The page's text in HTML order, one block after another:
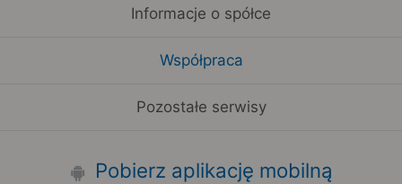
Informacje o spółce
Współpraca
Pozostałe serwisy
Pobierz aplikację mobilną